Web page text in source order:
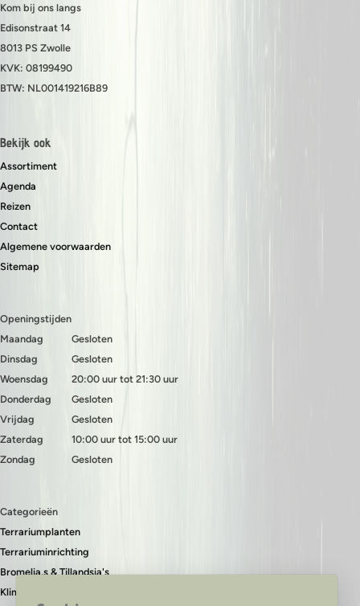
Kom bij ons langs
Edisonstraat 14
8013 PS Zwolle
KVK: 08199490
BTW: NL001419216B89
Bekijk ook
Assortiment
Agenda
Reizen
Contact
Algemene voorwaarden
Sitemap
Openingstijden
Maandag
Dinsdag
Woensdag
Donderdag
Vrijdag
Zaterdag
Zondag
Gesloten
Gesloten
20:00 uur tot 21:30 uur
Gesloten
Gesloten
10:00 uur tot 15:00 uur
Gesloten
Categorieën
Terrariumplanten
Terrariuminrichting
Bromelia,s & Tillandsia's
Klimplanten & bodembedekkers